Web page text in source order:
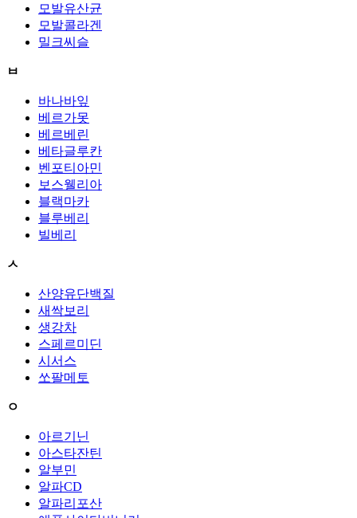
모발유산균
모발콜라겐
밀크씨슬
ㅂ
바나바잎
베르가못
베르베린
베타글루칸
벤포티아민
보스웰리아
블랙마카
블루베리
빌베리
ㅅ
산양유단백질
새싹보리
생강차
스페르미딘
시서스
쏘팔메토
ㅇ
아르기닌
아스타잔틴
알부민
알파CD
알파리포산